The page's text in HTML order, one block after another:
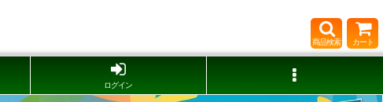
商品検索 カート
ログイン